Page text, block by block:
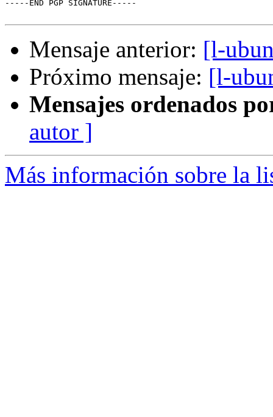
-----END PGP SIGNATURE-----
Mensaje anterior: [l-
Próximo mensaje: [l-
Mensajes ordenados
autor ]
Más información sobre la